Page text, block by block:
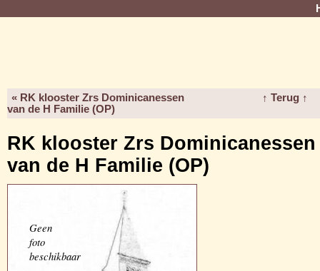
« RK klooster Zrs Dominicanessen
van de H Familie (OP)
↑ Terug ↑
RK klooster Zrs Dominicanessen
van de H Familie (OP)
Geen
foto
beschikbaar